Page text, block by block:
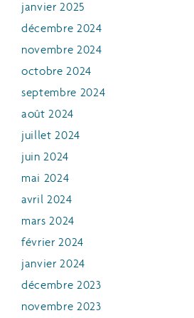
janvier 2025
décembre 2024
novembre 2024
octobre 2024
septembre 2024
août 2024
juillet 2024
juin 2024
mai 2024
avril 2024
mars 2024
février 2024
janvier 2024
décembre 2023
novembre 2023